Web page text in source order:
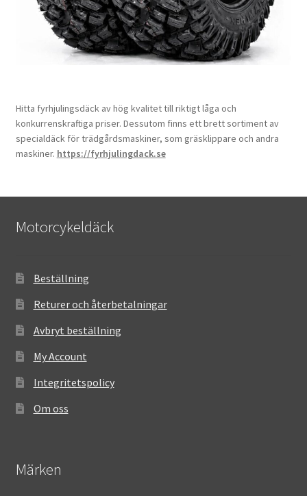
Hitta fyrhjulingsdäck av hög kvalitet till riktigt låga och
konkurrenskraftiga priser. Dessutom finns ett brett sortiment av
specialdäck för trädgårdsmaskiner, som gräsklippare och andra
maskiner. https://fyrhjulingdack.se
Motorcykeldäck
Beställning
Returer och återbetalningar
Avbryt beställning
My Account
Integritetspolicy
Om oss
Märken